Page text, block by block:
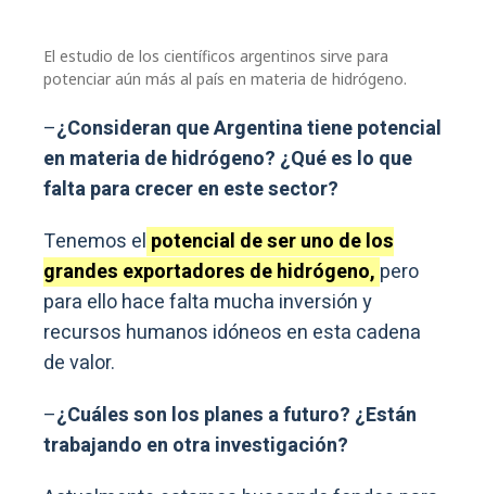
El estudio de los científicos argentinos sirve para
potenciar aún más al país en materia de hidrógeno.
–¿Consideran que Argentina tiene potencial
en materia de hidrógeno? ¿Qué es lo que
falta para crecer en este sector?
Tenemos el potencial de ser uno de los
grandes exportadores de hidrógeno, pero
para ello hace falta mucha inversión y
recursos humanos idóneos en esta cadena
de valor.
–¿Cuáles son los planes a futuro? ¿Están
trabajando en otra investigación?